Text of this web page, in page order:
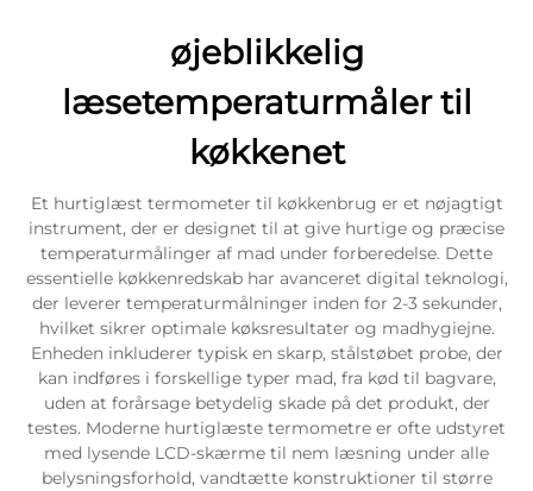
øjeblikkelig
læsetemperaturmåler til
køkkenet
Et hurtiglæst termometer til køkkenbrug er et nøjagtigt
instrument, der er designet til at give hurtige og præcise
temperaturmålinger af mad under forberedelse. Dette
essentielle køkkenredskab har avanceret digital teknologi,
der leverer temperaturmålninger inden for 2-3 sekunder,
hvilket sikrer optimale køksresultater og madhygiejne.
Enheden inkluderer typisk en skarp, stålstøbet probe, der
kan indføres i forskellige typer mad, fra kød til bagvare,
uden at forårsage betydelig skade på det produkt, der
testes. Moderne hurtiglæste termometre er ofte udstyret
med lysende LCD-skærme til nem læsning under alle
belysningsforhold, vandtætte konstruktioner til større